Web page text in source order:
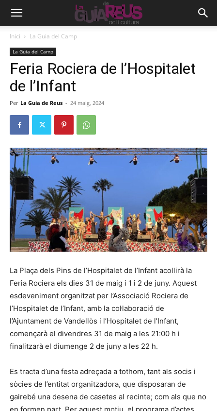
Inici La Guia del Camp
La Guia del Camp
Feria Rociera de l’Hospitalet
de l’Infant
Per La Guia de Reus - 24 maig, 2024
La Plaça dels Pins de l’Hospitalet de l’Infant acollirà la
Feria Rociera els dies 31 de maig i 1 i 2 de juny. Aquest
esdeveniment organitzat per l’Associació Rociera de
l’Hospitalet de l’Infant, amb la col·laboració de
l’Ajuntament de Vandellòs i l’Hospitalet de l’Infant,
començarà el divendres 31 de maig a les 21:00 h i
finalitzarà el diumenge 2 de juny a les 22 h.
Es tracta d’una festa adreçada a tothom, tant als socis i
sòcies de l’entitat organitzadora, que disposaran de
gairebé una desena de casetes al recinte; com als que no